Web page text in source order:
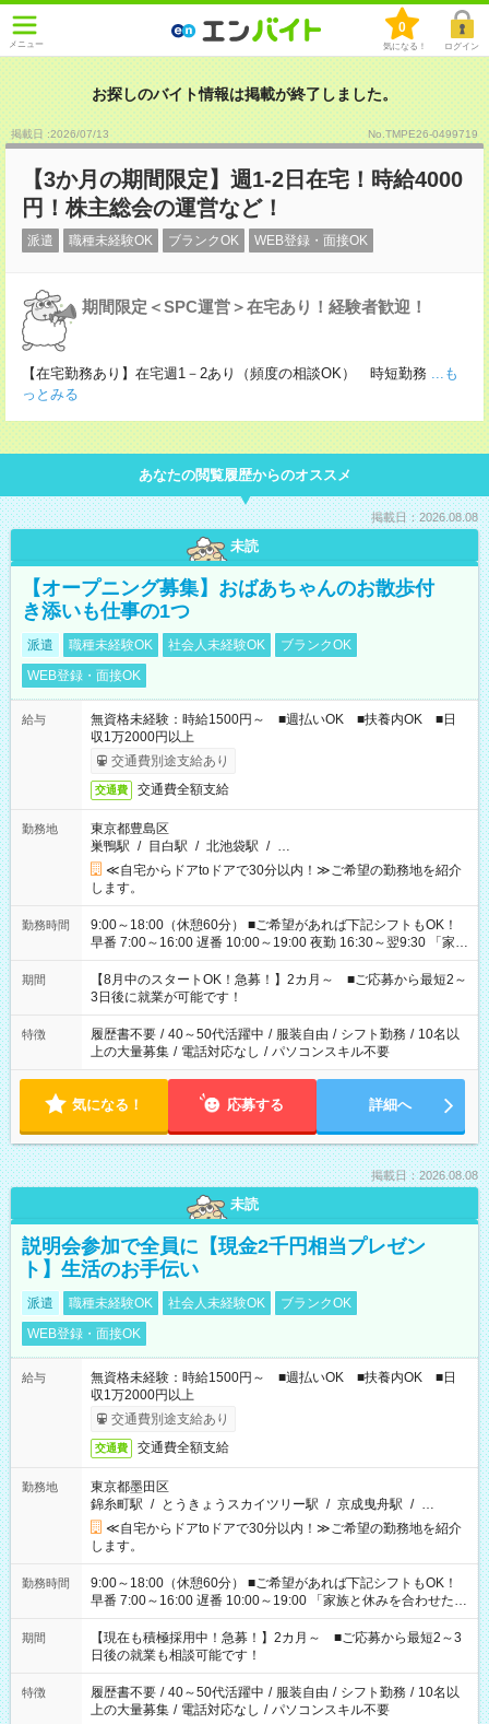
メニュー
0
気になる！ ログイン
お探しのバイト情報は掲載が終了しました。
掲載日 :2026/07/13 No.TMPE26-0499719
【3か月の期間限定】週1-2日在宅！時給4000
円！株主総会の運営など！
派遣 職種未経験OK ブランクOK WEB登録・面接OK
期間限定＜SPC運営＞在宅あり！経験者歓迎！
【在宅勤務あり】在宅週1－2あり（頻度の相談OK） 時短勤務 ...も
っとみる
あなたの閲覧履歴からのオススメ
掲載日：2026.08.08
未読
【オープニング募集】おばあちゃんのお散歩付
き添いも仕事の1つ
派遣 職種未経験OK 社会人未経験OK
ブランクOK
WEB登録・面接OK
給与
無資格未経験：時給1500円～ ■週払いOK ■扶養内OK ■日
収1万2000円以上
交通費別途支給あり
交通費 交通費全額支給
勤務地
東京都豊島区
巣鴨駅 / 目白駅 / 北池袋駅 / …
≪自宅からドアtoドアで30分以内！≫ご希望の勤務地を紹介
します。
勤務時間
9:00～18:00（休憩60分） ■ご希望があれば下記シフトもOK！
早番 7:00～16:00 遅番 10:00～19:00 夜勤 16:30～翌9:30 「家族
と休みを合わせたい」 「余裕を持って夕飯の準備がしたい」
「できれば残業はしたくない」 など、ご希望を教えてください
ね。 ※Wワーク希望の方へ 今ご覧のお仕事で希望する勤務時間
と、もう1つのお仕事の勤務時間。 合計で週40時間を超える場
合は応募できません。
期間
【8月中のスタートOK！急募！】2カ月～ ■ご応募から最短2～
3日後に就業が可能です！
特徴 履歴書不要 / 40～50代活躍中 / 服装自由 / シフト勤務 / 10名以
上の大量募集 / 電話対応なし / パソコンスキル不要
気になる！ 応募する 詳細へ
掲載日：2026.08.08
未読
説明会参加で全員に【現金2千円相当プレゼン
ト】生活のお手伝い
派遣 職種未経験OK 社会人未経験OK
ブランクOK
WEB登録・面接OK
給与
無資格未経験：時給1500円～ ■週払いOK ■扶養内OK ■日
収1万2000円以上
交通費別途支給あり
交通費 交通費全額支給
勤務地
東京都墨田区
錦糸町駅 / とうきょうスカイツリー駅 / 京成曳舟駅 / …
≪自宅からドアtoドアで30分以内！≫ご希望の勤務地を紹介
します。
勤務時間
9:00～18:00（休憩60分） ■ご希望があれば下記シフトもOK！
早番 7:00～16:00 遅番 10:00～19:00 「家族と休みを合わせた
い」 「余裕を持って夕飯の準備がしたい」 「できれば残業はし
たくない」 など、ご希望を教えてくださいね。 ※Wワーク希望
の方へ 今ご覧のお仕事で希望する勤務時間と、もう1つのお仕事
の勤務時間。 合計で週40時間を超える場合は応募できません。
期間
【現在も積極採用中！急募！】2カ月～ ■ご応募から最短2～3
日後の就業も相談可能です！
特徴 履歴書不要 / 40～50代活躍中 / 服装自由 / シフト勤務 / 10名以
上の大量募集 / 電話対応なし / パソコンスキル不要